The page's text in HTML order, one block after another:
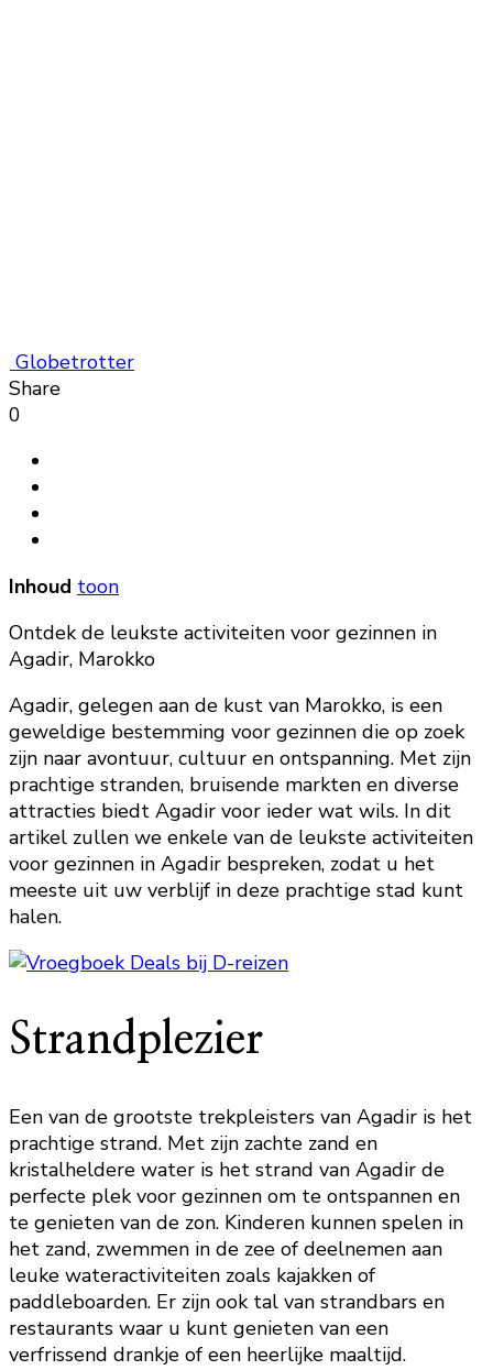
Globetrotter
Share
0
Inhoud toon
Ontdek de leukste activiteiten voor gezinnen in
Agadir, Marokko
Agadir, gelegen aan de kust van Marokko, is een
geweldige bestemming voor gezinnen die op zoek
zijn naar avontuur, cultuur en ontspanning. Met zijn
prachtige stranden, bruisende markten en diverse
attracties biedt Agadir voor ieder wat wils. In dit
artikel zullen we enkele van de leukste activiteiten
voor gezinnen in Agadir bespreken, zodat u het
meeste uit uw verblijf in deze prachtige stad kunt
halen.
Strandplezier
Een van de grootste trekpleisters van Agadir is het
prachtige strand. Met zijn zachte zand en
kristalheldere water is het strand van Agadir de
perfecte plek voor gezinnen om te ontspannen en
te genieten van de zon. Kinderen kunnen spelen in
het zand, zwemmen in de zee of deelnemen aan
leuke wateractiviteiten zoals kajakken of
paddleboarden. Er zijn ook tal van strandbars en
restaurants waar u kunt genieten van een
verfrissend drankje of een heerlijke maaltijd.